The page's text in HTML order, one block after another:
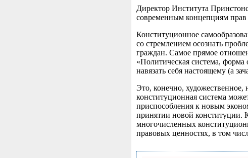
Директор Института
современным концепциям прав
Конституционное
со стремлением осознать
граждан. Самое прямое
«Политическая система,
навязать себя настоящему (а
Это, конечно, художественное,
конституционная система
приспособления к новым
принятии новой конституции.
многочисленных
правовых ценностях, в том